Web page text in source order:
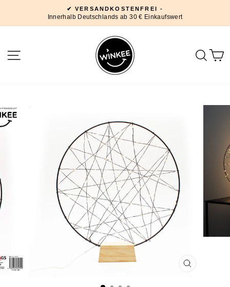
Inhalt
Pause
✔ VERSANDKOSTENFREI -
Innerhalb Deutschlands ab 30 € Einkaufswert
SEITENNAVIGATION